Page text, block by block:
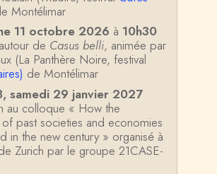
Montélimar
11 octobre 2026 à 10h30
de Casus belli, animée par
(La Panthère Noire, festival
de Montélimar
samedi 29 janvier 2027
au colloque « How the
past societies and economies
in the new century » organisé à
Zurich par le groupe 21CASE-